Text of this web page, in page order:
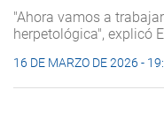
"Ahora vamos a
herpetológica", explicó
16 DE MARZO DE 2026 -